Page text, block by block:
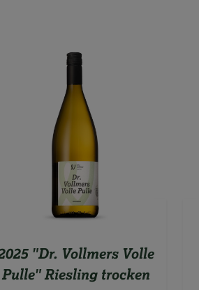
"Dr. Vollmers Volle
Pulle" Riesling trocken